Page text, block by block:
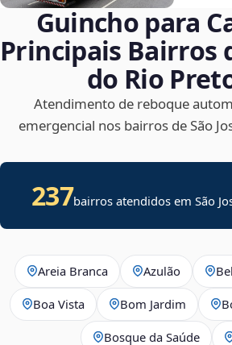
Guincho para
Principais Bairros
do Rio
Atendimento de reboque
emergencial nos bairros de São
237bairros atendidos emSão
Areia Branca Azulão
Boa Vista Bom Jardim
Bosque da Saúde